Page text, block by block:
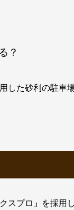
？
した砂利の駐車
スプロ」を採用